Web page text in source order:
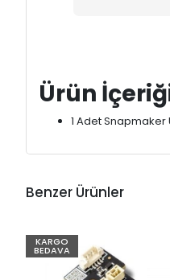
Ürün
1 Adet Snapmaker
Benzer Ürünler
KARGO
BEDAVA